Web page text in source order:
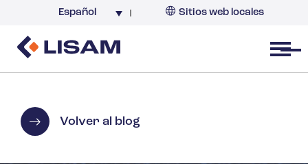
Español Sitios web locales
Open menu
Volver al blog